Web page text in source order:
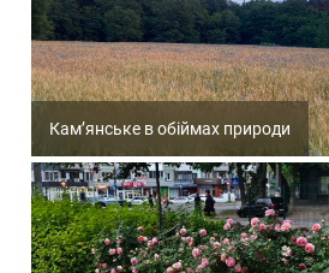
Кам’янське в обіймах природи